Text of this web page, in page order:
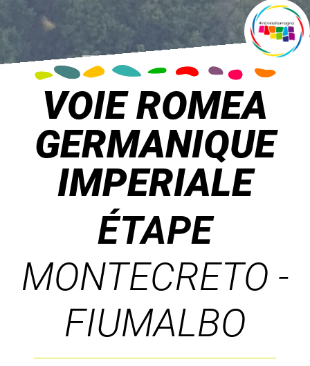
VOIE ROMEA
GERMANIQUE
IMPERIALE
ÉTAPE
MONTECRETO -
FIUMALBO